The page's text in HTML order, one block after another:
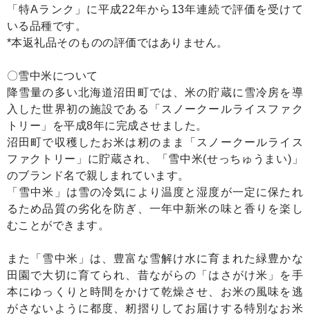
「特Aランク」に平成22年から13年連続で評価を受けて
いる品種です。
*本返礼品そのものの評価ではありません。
〇雪中米について
降雪量の多い北海道沼田町では、米の貯蔵に雪冷房を導
入した世界初の施設である「スノークールライスファク
トリー」を平成8年に完成させました。
沼田町で収穫したお米は籾のまま「スノークールライス
ファクトリー」に貯蔵され、「雪中米(せっちゅうまい)」
のブランド名で親しまれています。
「雪中米」は雪の冷気により温度と湿度が一定に保たれ
るため品質の劣化を防ぎ、一年中新米の味と香りを楽し
むことができます。
また「雪中米」は、豊富な雪解け水に育まれた緑豊かな
田園で大切に育てられ、昔ながらの「はさがけ米」を手
本にゆっくりと時間をかけて乾燥させ、お米の風味を逃
がさないように都度、籾摺りしてお届けする特別なお米